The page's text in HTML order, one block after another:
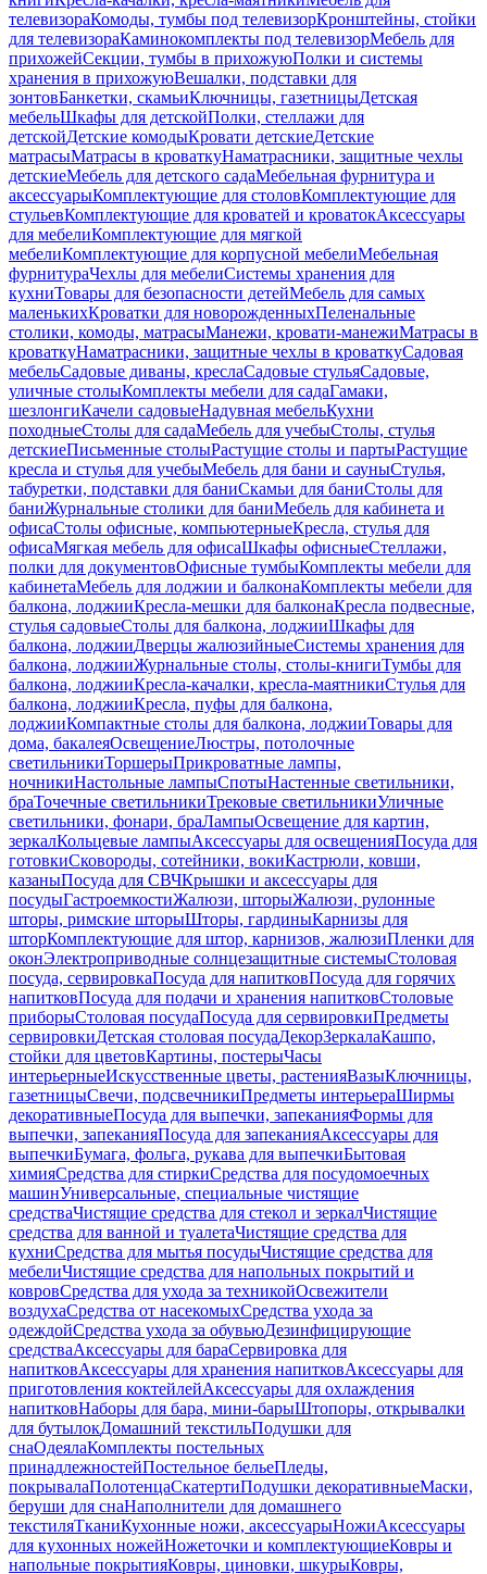
телевизораКомоды, тумбы под телевизорКронштейны, стойки
для телевизораКаминокомплекты под телевизорМебель для
прихожейСекции, тумбы в прихожуюПолки и системы
хранения в прихожуюВешалки, подставки для
зонтовБанкетки, скамьиКлючницы, газетницыДетская
мебельШкафы для детскойПолки, стеллажи для
детскойДетские комодыКровати детскиеДетские
матрасыМатрасы в кроваткуНаматрасники, защитные чехлы
детскиеМебель для детского садаМебельная фурнитура и
аксессуарыКомплектующие для столовКомплектующие для
стульевКомплектующие для кроватей и кроватокАксессуары
для мебелиКомплектующие для мягкой
мебелиКомплектующие для корпусной мебелиМебельная
фурнитураЧехлы для мебелиСистемы хранения для
кухниТовары для безопасности детейМебель для самых
маленькихКроватки для новорожденныхПеленальные
столики, комоды, матрасыМанежи, кровати-манежиМатрасы в
кроваткуНаматрасники, защитные чехлы в кроваткуСадовая
мебельСадовые диваны, креслаСадовые стульяСадовые,
уличные столыКомплекты мебели для садаГамаки,
шезлонгиКачели садовыеНадувная мебельКухни
походныеСтолы для садаМебель для учебыСтолы, стулья
детскиеПисьменные столыРастущие столы и партыРастущие
кресла и стулья для учебыМебель для бани и сауныСтулья,
табуретки, подставки для баниСкамьи для баниСтолы для
баниЖурнальные столики для баниМебель для кабинета и
офисаСтолы офисные, компьютерныеКресла, стулья для
офисаМягкая мебель для офисаШкафы офисныеСтеллажи,
полки для документовОфисные тумбыКомплекты мебели для
кабинетаМебель для лоджии и балконаКомплекты мебели для
балкона, лоджииКресла-мешки для балконаКресла подвесные,
стулья садовыеСтолы для балкона, лоджииШкафы для
балкона, лоджииДверцы жалюзийныеСистемы хранения для
балкона, лоджииЖурнальные столы, столы-книгиТумбы для
балкона, лоджииКресла-качалки, кресла-маятникиСтулья для
балкона, лоджииКресла, пуфы для балкона,
лоджииКомпактные столы для балкона, лоджииТовары для
дома, бакалеяОсвещениеЛюстры, потолочные
светильникиТоршерыПрикроватные лампы,
ночникиНастольные лампыСпотыНастенные светильники,
браТочечные светильникиТрековые светильникиУличные
светильники, фонари, браЛампыОсвещение для картин,
зеркалКольцевые лампыАксессуары для освещенияПосуда для
готовкиСковороды, сотейники, вокиКастрюли, ковши,
казаныПосуда для СВЧКрышки и аксессуары для
посудыГастроемкостиЖалюзи, шторыЖалюзи, рулонные
шторы, римские шторыШторы, гардиныКарнизы для
шторКомплектующие для штор, карнизов, жалюзиПленки для
оконЭлектроприводные солнцезащитные системыСтоловая
посуда, сервировкаПосуда для напитковПосуда для горячих
напитковПосуда для подачи и хранения напитковСтоловые
приборыСтоловая посудаПосуда для сервировкиПредметы
сервировкиДетская столовая посудаДекорЗеркалаКашпо,
стойки для цветовКартины, постерыЧасы
интерьерныеИскусственные цветы, растенияВазыКлючницы,
газетницыСвечи, подсвечникиПредметы интерьераШирмы
декоративныеПосуда для выпечки, запеканияФормы для
выпечки, запеканияПосуда для запеканияАксессуары для
выпечкиБумага, фольга, рукава для выпечкиБытовая
химияСредства для стиркиСредства для посудомоечных
машинУниверсальные, специальные чистящие
средстваЧистящие средства для стекол и зеркалЧистящие
средства для ванной и туалетаЧистящие средства для
кухниСредства для мытья посудыЧистящие средства для
мебелиЧистящие средства для напольных покрытий и
ковровСредства для ухода за техникойОсвежители
воздухаСредства от насекомыхСредства ухода за
одеждойСредства ухода за обувьюДезинфицирующие
средстваАксессуары для бараСервировка для
напитковАксессуары для хранения напитковАксессуары для
приготовления коктейлейАксессуары для охлаждения
напитковНаборы для бара, мини-барыШтопоры, открывалки
для бутылокДомашний текстильПодушки для
снаОдеялаКомплекты постельных
принадлежностейПостельное бельеПледы,
покрывалаПолотенцаСкатертиПодушки декоративныеМаски,
беруши для снаНаполнители для домашнего
текстиляТканиКухонные ножи, аксессуарыНожиАксессуары
для кухонных ножейНожеточки и комплектующиеКовры и
напольные покрытияКовры, циновки, шкурыКовры,